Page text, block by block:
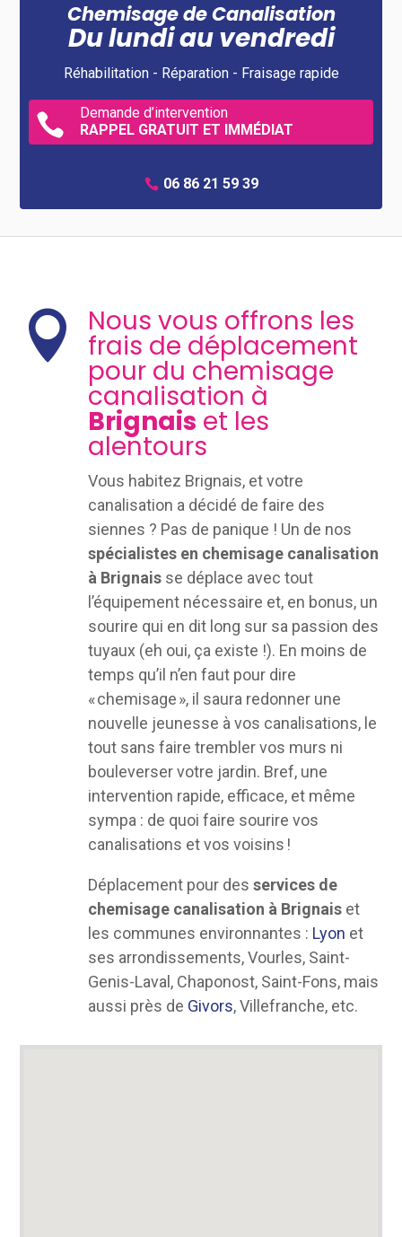
Chemisage de Canalisation
Du lundi au vendredi
Réhabilitation - Réparation - Fraisage rapide

Demande d’intervention
RAPPEL GRATUIT ET IMMÉDIAT
06 86 21 59 39
 Nous vous offrons les
frais de déplacement
pour du chemisage
canalisation à
Brignais et les
alentours
Vous habitez Brignais, et votre
canalisation a décidé de faire des
siennes ? Pas de panique ! Un de nos
spécialistes en chemisage canalisation
à Brignaisse déplace avec tout
l’équipement nécessaire et, en bonus, un
sourire qui en dit long sur sa passion des
tuyaux (eh oui, ça existe !). En moins de
temps qu’il n’en faut pour dire
« chemisage », il saura redonner une
nouvelle jeunesse à vos canalisations, le
tout sans faire trembler vos murs ni
bouleverser votre jardin. Bref, une
intervention rapide, efficace, et même
sympa : de quoi faire sourire vos
canalisations et vos voisins !
Déplacement pour des services de
chemisage canalisation à Brignaiset
les communes environnantes : Lyon et
ses arrondissements, Vourles, Saint-
Genis-Laval, Chaponost, Saint-Fons, mais
aussi près de Givors, Villefranche, etc.